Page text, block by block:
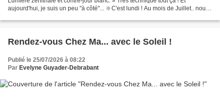
aujourd'hui, je suis un peu "à côté"... 🔆C'est lundi ! Au mois de Juillet.. nous
Rendez-vous Chez Ma... avec le Soleil !
Publié le 25/07/2026 à 08:22
Par Evelyne Guyader-Debrabant